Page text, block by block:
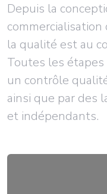
Depuis la
commercialisation
la qualité est au
Toutes les
un contrôle
ainsi que par des
et indépendants.